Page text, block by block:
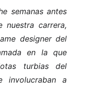
semanas antes
nuestra carrera,
designer del
en la que
turbias del
involucraban a